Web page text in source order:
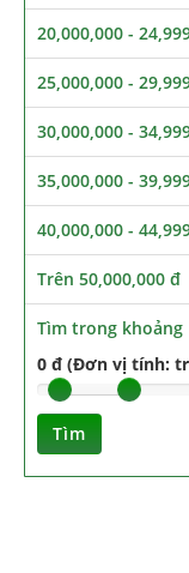
20,000,000 -
25,000,000 -
30,000,000 -
35,000,000 -
40,000,000 -
Trên 50,000,000 đ
Tìm trong khoảng
0 đ (Đơn vị tính:
Tìm